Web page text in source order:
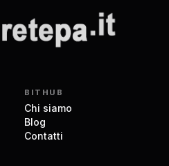
BITHUB
Chi siamo
Blog
Contatti